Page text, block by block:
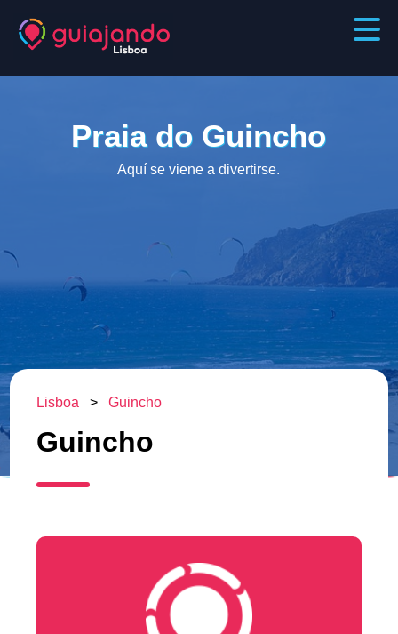
Praia do Guincho
Aquí se viene a divertirse.
Lisboa >Guincho
Guincho